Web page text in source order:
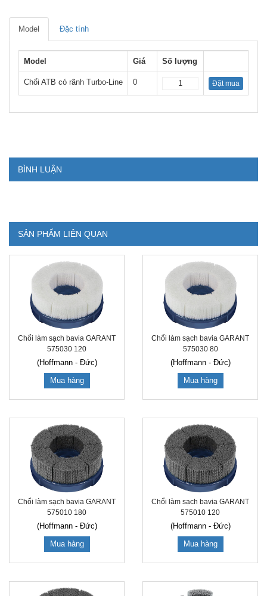
Model Đặc tính
Model Giá Số lượng
Chổi ATB có rãnh Turbo-Line 0 Đặt mua
BÌNH LUẬN
SẢN PHẨM LIÊN QUAN
Chổi làm sạch bavia GARANT
575030 120
(Hoffmann - Đức)
Mua hàng
Chổi làm sạch bavia GARANT
575030 80
(Hoffmann - Đức)
Mua hàng
Chổi làm sạch bavia GARANT
575010 180
(Hoffmann - Đức)
Mua hàng
Chổi làm sạch bavia GARANT
575010 120
(Hoffmann - Đức)
Mua hàng